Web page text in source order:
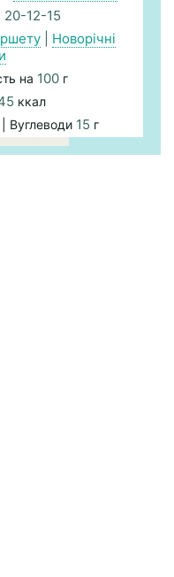
20-12-15
Новорічні
на 100 г
ккал
| Вуглеводи 15 г